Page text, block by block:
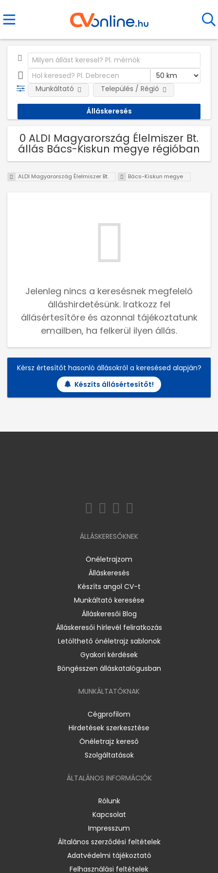
Munkáltató Település / Régió
0 ALDI Magyarország Élelmiszer Bt.
állás Bács-Kiskun megye régióban
ALDI Magyarország Élelmiszer Bt. Bács-Kiskun megye
Jelenleg nincs a keresésnek megfelelő
álláshirdetésünk. Iratkozz fel
állásértesítőre és azonnal tájékoztatunk
emailben, ha felkerül ilyen állás.
Kérsz értesítőt hasonló állásokról a keresésed alapján?
Készíts állásértesítőt!
ÁLLÁSKERESŐKNEK
Önéletrajzom
Álláskeresés
Készíts angol CV-t
Munkáltató keresése
Álláskeresői Blog
Álláskeresői hírlevél feliratkozás
Letölthető önéletrajz sablonok
Gyakori kérdések
Böngésszen álláskatalógusban
MUNKÁLTATÓKNAK
Cégprofilom
Hirdetések szerkesztése
Önéletrajz kereső
Szolgáltatások
ÁLTALÁNOS INFORMÁCIÓK
Rólunk
Kapcsolat
Impresszum
Általános szerződési feltételek
Adatvédelmi tájékoztató
Felhasználási feltételek